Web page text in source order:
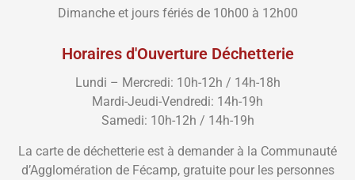
Dimanche et jours fériés de 10h00 à 12h00
Horaires d'Ouverture Déchetterie
Lundi – Mercredi: 10h-12h / 14h-18h
Mardi-Jeudi-Vendredi: 14h-19h
Samedi: 10h-12h / 14h-19h
La carte de déchetterie est à demander à la Communauté
d’Agglomération de Fécamp, gratuite pour les personnes